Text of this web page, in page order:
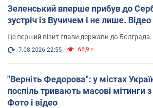
Зеленський вперше прибув до
зустріч із Вучичем і не лише. Відео
Це перший візит глави держави до Бєлграда
7.08.2026 22:55 66,9 т.
"Верніть Федорова": у містах
поспіль тривають масові мітинги
Фото і відео